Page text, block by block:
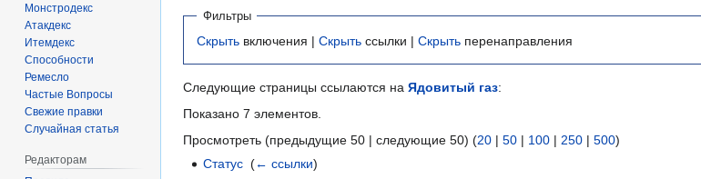
Фильтры
Скрыть включения | Скрыть ссылки | Скрыть перенаправления
Следующие страницы ссылаются на Ядовитый газ:
Показано 7 элементов.
Просмотреть (предыдущие 50 | следующие 50) (20 | 50 | 100 | 250 | 500)
Статус ‎(← ссылки)
Монстродекс
Атакдекс
Итемдекс
Способности
Ремесло
Частые Вопросы
Свежие правки
Случайная статья
Редакторам